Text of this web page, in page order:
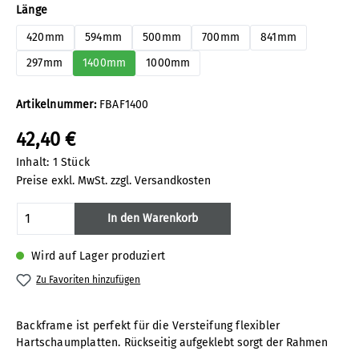
Artikelnummer: FBAF1400
42,40 €
Inhalt: 1 Stück
Preise exkl. MwSt. zzgl. Versandkosten
Wird auf Lager produziert
Längeauswählen
420mm 594mm 500mm 700mm
841mm
297mm
1400mm 1000mm
Produkt Anzahl: Gib den gewünschten
In den Warenkorb
Zu Favoriten hinzufügen
Backframe ist perfekt für die Versteifung flexibler
Hartschaumplatten. Rückseitig aufgeklebt sorgt der Rahmen